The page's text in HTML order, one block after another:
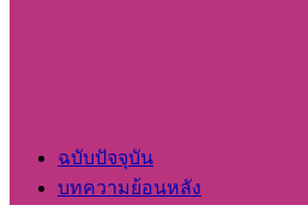
ฉบับปัจจุบัน
บทความย้อนหลัง